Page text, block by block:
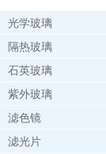
光学玻璃
隔热玻璃
石英玻璃
紫外玻璃
滤色镜
滤光片